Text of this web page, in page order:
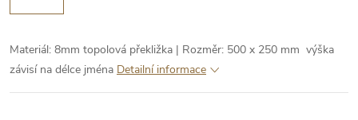
Materiál: 8mm topolová překližka | Rozměr: 500 x 250 mm výška
závisí na délce jména Detailní informace